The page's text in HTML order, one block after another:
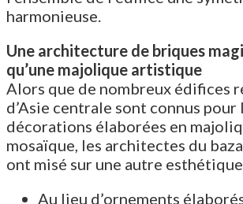
harmonieuse.
Une architecture de briques
qu’une majolique artistique
Alors que de nombreux édifices
d’Asie centrale sont connus pour
décorations élaborées en
mosaïque, les architectes du
ont misé sur une autre
Au lieu d’ornements